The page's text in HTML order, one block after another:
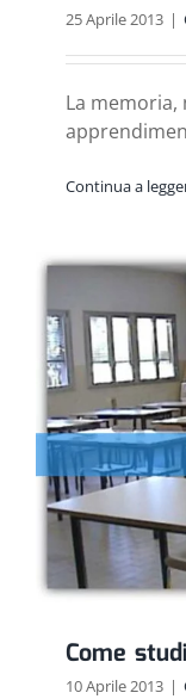
25 Aprile 2013 |
La memoria,
Continua a
Come
10 Aprile 2013 |